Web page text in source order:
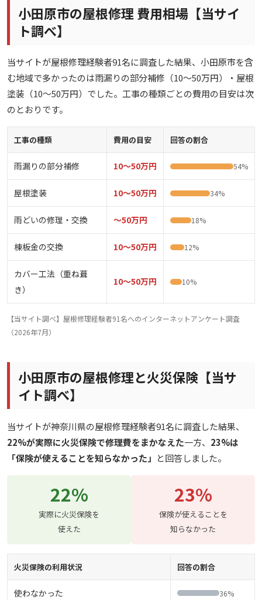
小田原市の屋根修理 費用相場【当サイ
ト調べ】
当サイトが屋根修理経験者91名に調査した結果、小田原市を含
む地域で多かったのは雨漏りの部分補修（10〜50万円）・屋根
塗装（10〜50万円）でした。工事の種類ごとの費用の目安は次
のとおりです。
工事の種類 費用の目安 回答の割合
雨漏りの部分補修 10〜50万円 54%
屋根塗装 10〜50万円 34%
雨どいの修理・交換 〜50万円 18%
棟板金の交換 10〜50万円 12%
カバー工法（重ね葺
き）
10〜50万円 10%
【当サイト調べ】屋根修理経験者91名へのインターネットアンケート調査
（2026年7月）
小田原市の屋根修理と火災保険【当サ
イト調べ】
当サイトが神奈川県の屋根修理経験者91名に調査した結果、
22%が実際に火災保険で修理費をまかなえた一方、 23%は
「保険が使えることを知らなかった」 と回答しました。
22%
実際に火災保険を
使えた
23%
保険が使えることを
知らなかった
火災保険の利用状況 回答の割合
使わなかった 36%